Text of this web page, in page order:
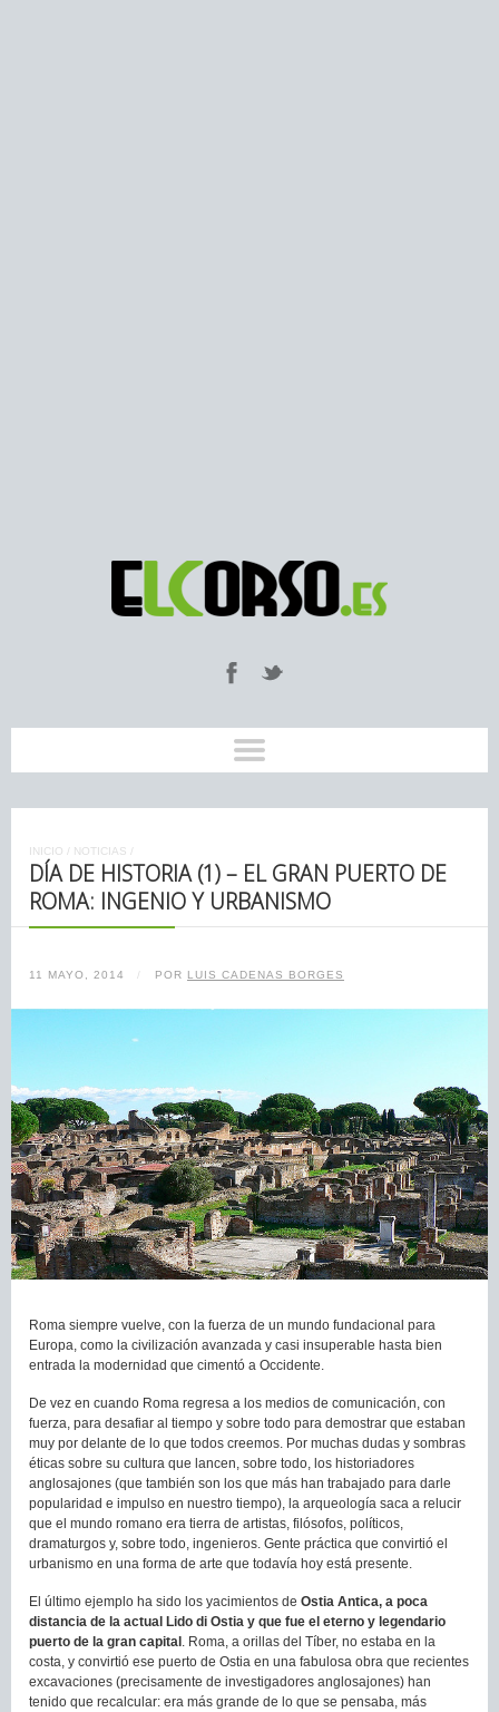
INICIO / NOTICIAS /
DÍA DE HISTORIA (1) – EL GRAN PUERTO DE
ROMA: INGENIO Y URBANISMO
11 MAYO, 2014 / POR LUIS CADENAS BORGES
Roma siempre vuelve, con la fuerza de un mundo fundacional para
Europa, como la civilización avanzada y casi insuperable hasta bien
entrada la modernidad que cimentó a Occidente.
De vez en cuando Roma regresa a los medios de comunicación, con
fuerza, para desafiar al tiempo y sobre todo para demostrar que estaban
muy por delante de lo que todos creemos. Por muchas dudas y sombras
éticas sobre su cultura que lancen, sobre todo, los historiadores
anglosajones (que también son los que más han trabajado para darle
popularidad e impulso en nuestro tiempo), la arqueología saca a relucir
que el mundo romano era tierra de artistas, filósofos, políticos,
dramaturgos y, sobre todo, ingenieros. Gente práctica que convirtió el
urbanismo en una forma de arte que todavía hoy está presente.
El último ejemplo ha sido los yacimientos de Ostia Antica, a poca
distancia de la actual Lido di Ostia y que fue el eterno y legendario
puerto de la gran capital . Roma, a orillas del Tíber, no estaba en la
costa, y convirtió ese puerto de Ostia en una fabulosa obra que recientes
excavaciones (precisamente de investigadores anglosajones) han
tenido que recalcular: era más grande de lo que se pensaba, más